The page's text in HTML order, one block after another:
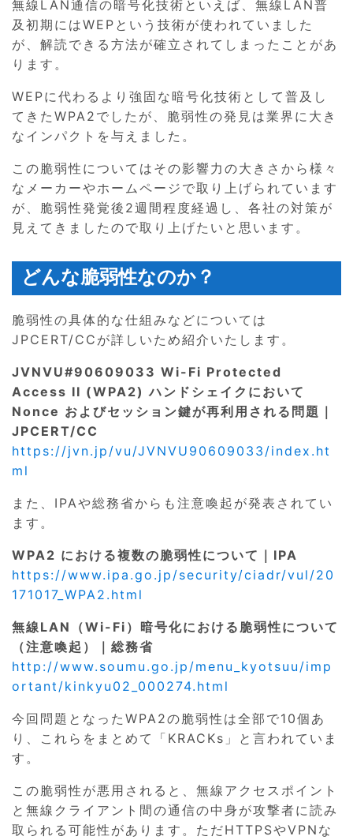
無線LAN通信の暗号化技術といえば、無線LAN普
及初期にはWEPという技術が使われていました
が、解読できる方法が確立されてしまったことがあ
ります。
WEPに代わるより強固な暗号化技術として普及し
てきたWPA2でしたが、脆弱性の発見は業界に大き
なインパクトを与えました。
この脆弱性についてはその影響力の大きさから様々
なメーカーやホームページで取り上げられています
が、脆弱性発覚後2週間程度経過し、各社の対策が
見えてきましたので取り上げたいと思います。
どんな脆弱性なのか？
脆弱性の具体的な仕組みなどについては
JPCERT/CCが詳しいため紹介いたします。
JVNVU#90609033 Wi-Fi Protected
Access II (WPA2) ハンドシェイクにおいて
Nonce およびセッション鍵が再利用される問題｜
JPCERT/CC
https://jvn.jp/vu/JVNVU90609033/index.ht
ml
また、IPAや総務省からも注意喚起が発表されてい
ます。
WPA2 における複数の脆弱性について｜IPA
https://www.ipa.go.jp/security/ciadr/vul/20
171017_WPA2.html
無線LAN（Wi-Fi）暗号化における脆弱性について
（注意喚起）｜総務省
http://www.soumu.go.jp/menu_kyotsuu/imp
ortant/kinkyu02_000274.html
今回問題となったWPA2の脆弱性は全部で10個あ
り、これらをまとめて「KRACKs」と言われていま
す。
この脆弱性が悪用されると、無線アクセスポイント
と無線クライアント間の通信の中身が攻撃者に読み
取られる可能性があります。ただHTTPSやVPNな